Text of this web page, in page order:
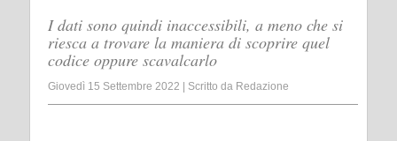
I dati sono quindi inaccessibili, a meno che si
riesca a trovare la maniera di scoprire quel
codice oppure scavalcarlo
Giovedì 15 Settembre 2022 Scritto da Redazione